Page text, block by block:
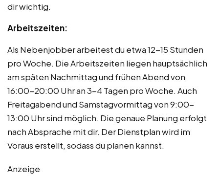
dir wichtig.
Arbeitszeiten:
Als Nebenjobber arbeitest du etwa 12-15 Stunden
pro Woche. Die Arbeitszeiten liegen hauptsächlich
am späten Nachmittag und frühen Abend von
16:00-20:00 Uhr an 3-4 Tagen pro Woche. Auch
Freitagabend und Samstagvormittag von 9:00-
13:00 Uhr sind möglich. Die genaue Planung erfolgt
nach Absprache mit dir. Der Dienstplan wird im
Voraus erstellt, sodass du planen kannst.
Anzeige